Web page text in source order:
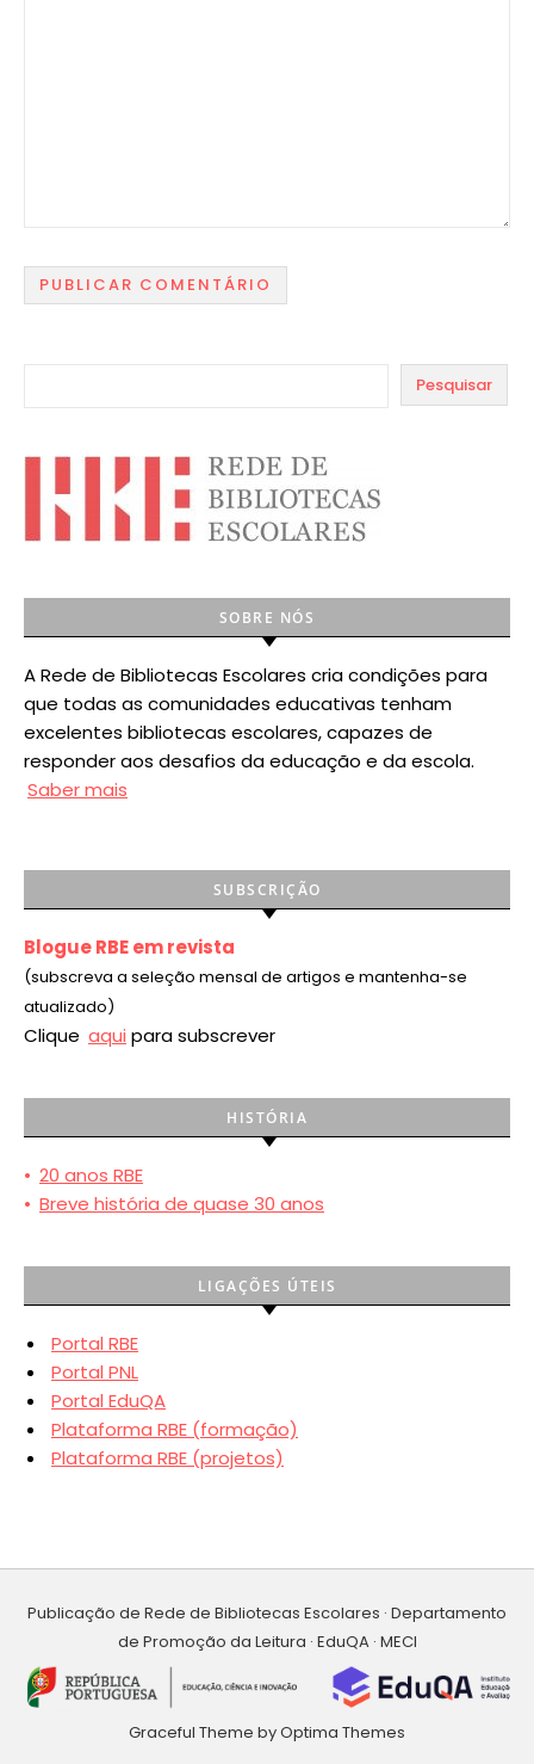
Pesquisar
SOBRE NÓS
A Rede de Bibliotecas Escolares cria condições para
que todas as comunidades educativas tenham
excelentes bibliotecas escolares, capazes de
responder aos desafios da educação e da escola.
Saber mais
SUBSCRIÇÃO
Blogue RBE em revista
(subscreva a seleção mensal de artigos e mantenha-se
atualizado)
Clique aqui para subscrever
HISTÓRIA
• 20 anos RBE
• Breve história de quase 30 anos
LIGAÇÕES ÚTEIS
Portal RBE
Portal PNL
Portal EduQA
Plataforma RBE (formação)
Plataforma RBE (projetos)
Publicação de Rede de Bibliotecas Escolares · Departamento
de Promoção da Leitura · EduQA · MECI
Graceful Theme byOptima Themes